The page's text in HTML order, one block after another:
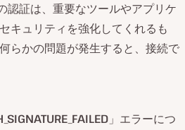
認証は、重要なツールやアプリケ
キュリティを強化してくれるも
らかの問題が発生すると、接続で
」エラーにつ